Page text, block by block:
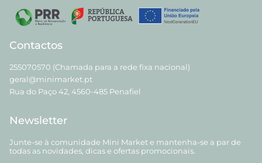
Contactos
255070570 (Chamada para a rede fixa nacional)
geral@minimarket.pt
Rua do Paço 42, 4560-485 Penafiel
Newsletter
Junte-se à comunidade Mini Market e mantenha-se a par de
todas as novidades, dicas e ofertas promocionais.